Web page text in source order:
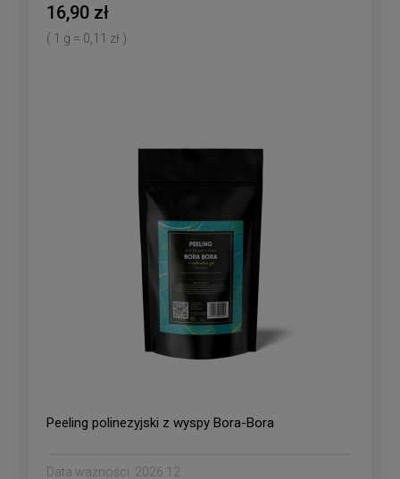
16,90 zł
( 1 g = 0,11 zł )
Peeling polinezyjski z wyspy Bora-Bora
Data ważności: 2026.12